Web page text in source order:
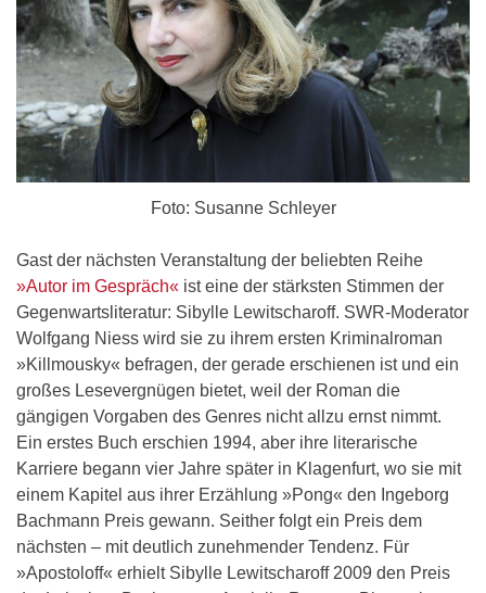
Foto: Susanne Schleyer
Gast der nächsten Veranstaltung der beliebten Reihe
»Autor im Gespräch« ist eine der stärksten Stimmen der
Gegenwartsliteratur: Sibylle Lewitscharoff. SWR-Moderator
Wolfgang Niess wird sie zu ihrem ersten Kriminalroman
»Killmousky« befragen, der gerade erschienen ist und ein
großes Lesevergnügen bietet, weil der Roman die
gängigen Vorgaben des Genres nicht allzu ernst nimmt.
Ein erstes Buch erschien 1994, aber ihre literarische
Karriere begann vier Jahre später in Klagenfurt, wo sie mit
einem Kapitel aus ihrer Erzählung »Pong« den Ingeborg
Bachmann Preis gewann. Seither folgt ein Preis dem
nächsten – mit deutlich zunehmender Tendenz. Für
»Apostoloff« erhielt Sibylle Lewitscharoff 2009 den Preis